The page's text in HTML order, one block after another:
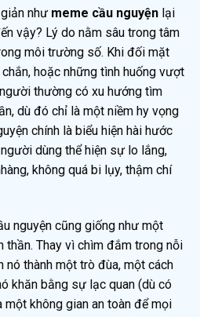
như meme cầu nguyện lại
vậy? Lý do nằm sâu trong tâm
môi trường số. Khi đối mặt
hoặc những tình huống vượt
thường có xu hướng tìm
dù đó chỉ là một niềm hy vọng
chính là biểu hiện hài hước
dùng thể hiện sự lo lắng,
không quá bi lụy, thậm chí
nguyện cũng giống như một
thần. Thay vì chìm đắm trong nỗi
nó thành một trò đùa, một cách
khăn bằng sự lạc quan (dù có
không gian an toàn để mọi